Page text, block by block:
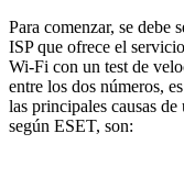
Para comenzar, se debe
ISP que ofrece el
Wi-Fi con un test de
entre los dos números,
las principales causas
según ESET, son: